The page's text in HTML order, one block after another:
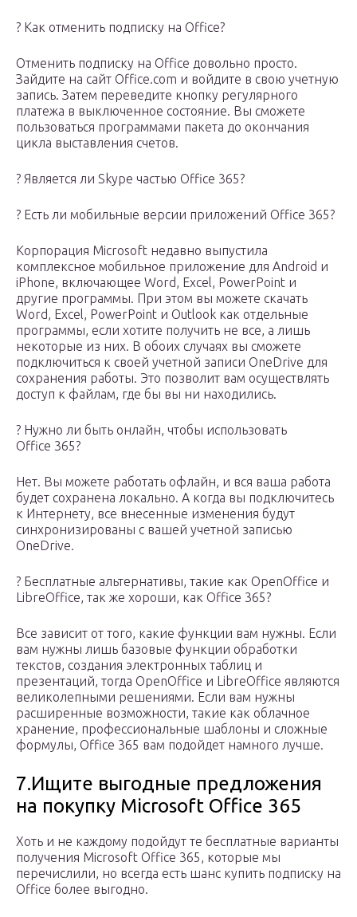
? Как отменить подписку на Office?
Отменить подписку на Office довольно просто.
Зайдите на сайт Office.com и войдите в свою учетную
запись. Затем переведите кнопку регулярного
платежа в выключенное состояние. Вы сможете
пользоваться программами пакета до окончания
цикла выставления счетов.
? Является ли Skype частью Office 365?
? Есть ли мобильные версии приложений Office 365?
Корпорация Microsoft недавно выпустила
комплексное мобильное приложение для Android и
iPhone, включающее Word, Excel, PowerPoint и
другие программы. При этом вы можете скачать
Word, Excel, PowerPoint и Outlook как отдельные
программы, если хотите получить не все, а лишь
некоторые из них. В обоих случаях вы сможете
подключиться к своей учетной записи OneDrive для
сохранения работы. Это позволит вам осуществлять
доступ к файлам, где бы вы ни находились.
? Нужно ли быть онлайн, чтобы использовать
Office 365?
Нет. Вы можете работать офлайн, и вся ваша работа
будет сохранена локально. А когда вы подключитесь
к Интернету, все внесенные изменения будут
синхронизированы с вашей учетной записью
OneDrive.
? Бесплатные альтернативы, такие как OpenOffice и
LibreOffice, так же хороши, как Office 365?
Все зависит от того, какие функции вам нужны. Если
вам нужны лишь базовые функции обработки
текстов, создания электронных таблиц и
презентаций, тогда OpenOffice и LibreOffice являются
великолепными решениями. Если вам нужны
расширенные возможности, такие как облачное
хранение, профессиональные шаблоны и сложные
формулы, Office 365 вам подойдет намного лучше.
7.Ищите выгодные предложения
на покупку Microsoft Office 365
Хоть и не каждому подойдут те бесплатные варианты
получения Microsoft Office 365, которые мы
перечислили, но всегда есть шанс купить подписку на
Office более выгодно.